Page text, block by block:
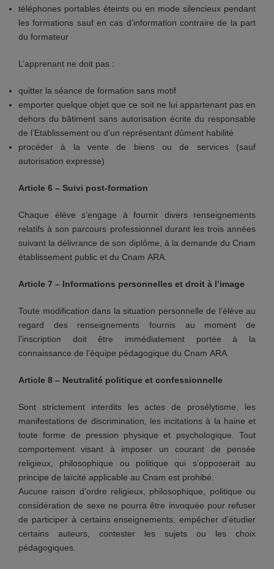
téléphones portables éteints ou en mode silencieux pendant
les formations sauf en cas d’information contraire de la part
du formateur
L’apprenant ne doit pas :
quitter la séance de formation sans motif
emporter quelque objet que ce soit ne lui appartenant pas en
dehors du bâtiment sans autorisation écrite du responsable
de l’Etablissement ou d’un représentant dûment habilité
procéder à la vente de biens ou de services (sauf
autorisation expresse)
Article 6 – Suivi post-formation
Chaque élève s’engage à fournir divers renseignements
relatifs à son parcours professionnel durant les trois années
suivant la délivrance de son diplôme, à la demande du Cnam
établissement public et du Cnam ARA.
Article 7 – Informations personnelles et droit à l’image
Toute modification dans la situation personnelle de l’élève au
regard des renseignements fournis au moment de
l’inscription doit être immédiatement portée à la
connaissance de l’équipe pédagogique du Cnam ARA.
Article 8 – Neutralité politique et confessionnelle
Sont strictement interdits les actes de prosélytisme, les
manifestations de discrimination, les incitations à la haine et
toute forme de pression physique et psychologique. Tout
comportement visant à imposer un courant de pensée
religieux, philosophique ou politique qui s’opposerait au
principe de laïcité applicable au Cnam est prohibé.
Aucune raison d’ordre religieux, philosophique, politique ou
considération de sexe ne pourra être invoquée pour refuser
de participer à certains enseignements, empêcher d’étudier
certains auteurs, contester les sujets ou les choix
pédagogiques.